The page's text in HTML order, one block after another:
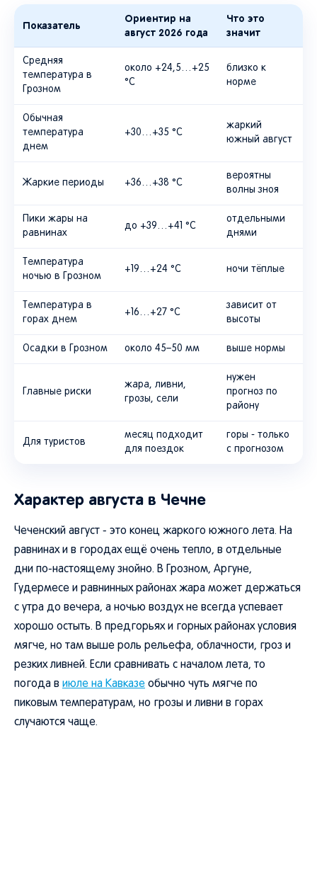
Показатель
Ориентир на
август 2026 года
Что это
значит
Средняя
температура в
Грозном
около +24,5…+25
°C
близко к
норме
Обычная
температура
днем
+30…+35 °C
жаркий
южный август
Жаркие периоды +36…+38 °C
вероятны
волны зноя
Пики жары на
равнинах
до +39…+41 °C
отдельными
днями
Температура
ночью в Грозном
+19…+24 °C ночи тёплые
Температура в
горах днем
+16…+27 °C
зависит от
высоты
Осадки в Грозном около 45–50 мм выше нормы
Главные риски
жара, ливни,
грозы, сели
нужен
прогноз по
району
Для туристов
месяц подходит
для поездок
горы - только
с прогнозом
Характер августа в Чечне
Чеченский август - это конец жаркого южного лета. На
равнинах и в городах ещё очень тепло, в отдельные
дни по-настоящему знойно. В Грозном, Аргуне,
Гудермесе и равнинных районах жара может держаться
с утра до вечера, а ночью воздух не всегда успевает
хорошо остыть. В предгорьях и горных районах условия
мягче, но там выше роль рельефа, облачности, гроз и
резких ливней. Если сравнивать с началом лета, то
погода в июле на Кавказе обычно чуть мягче по
пиковым температурам, но грозы и ливни в горах
случаются чаще.